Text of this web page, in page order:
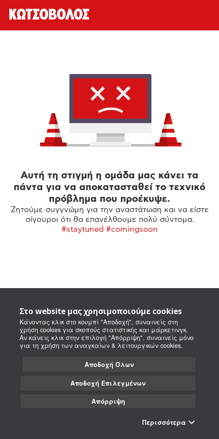
Στο website μας χρησιμοποιούμε cookies
Κάνοντας κλικ στο κουμπί "Αποδοχή", συναινείς στη
χρήση cookies για σκοπούς στατιστικής και μάρκετινγκ.
Αν κάνεις κλικ στην επιλογή "Απόρριψη", συναινείς μόνο
για τη χρήση των αναγκαίων & λειτουργικών cookies.
Αποδοχή Όλων
Αποδοχή Επιλεγμένων
Απόρριψη
Περισσότερα
Αυτή τη στιγμή η ομάδα μας κάνει τα
πάντα για να αποκατασταθεί το τεχνικό
πρόβλημα που προέκυψε.
Ζητούμε συγγνώμη για την αναστάτωση και να είστε
σίγουροι ότι θα επανέλθουμε πολύ σύντομα.
#staytuned #comingsoon